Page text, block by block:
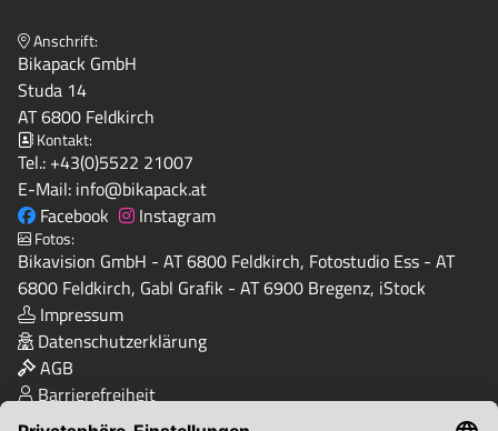
Anschrift:
Bikapack GmbH
Studa 14
AT 6800 Feldkirch
Kontakt:
Tel.: +43(0)5522 21007
E-Mail: info@bikapack.at
Facebook
Instagram
Fotos:
Bikavision GmbH - AT 6800 Feldkirch, Fotostudio Ess - AT
6800 Feldkirch, Gabl Grafik - AT 6900 Bregenz, iStock
Impressum
Datenschutzerklärung
AGB
Barrierefreiheit
Qualität & Sicherheit